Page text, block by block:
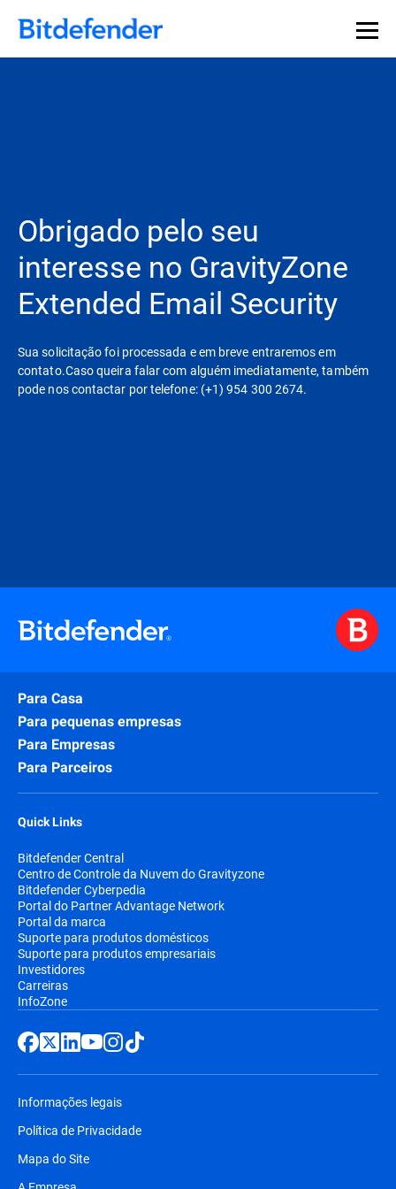
Obrigado pelo seu
interesse no GravityZone
Extended Email Security
Sua solicitação foi processada e em breve entraremos em
contato.Caso queira falar com alguém imediatamente, também
pode nos contactar por telefone: (+1) 954 300 2674.
Para Casa
Para pequenas empresas
Para Empresas
Para Parceiros
Quick Links
Bitdefender Central
Centro de Controle da Nuvem do Gravityzone
Bitdefender Cyberpedia
Portal do Partner Advantage Network
Portal da marca
Suporte para produtos domésticos
Suporte para produtos empresariais
Investidores
Carreiras
InfoZone
Informações legais
Política de Privacidade
Mapa do Site